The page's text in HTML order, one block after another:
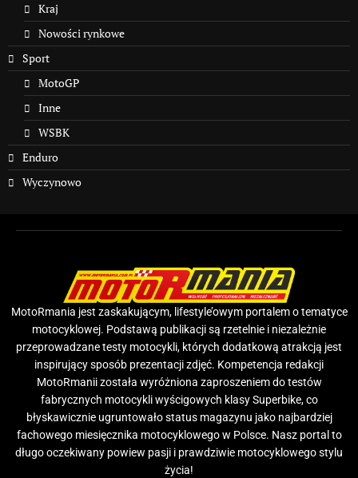
Kraj
Nowości rynkowe
Sport
MotoGP
Inne
WSBK
Enduro
Wyczynowo
MotoRmania jest zaskakującym, lifestyle’owym portalem o tematyce
motocyklowej. Podstawą publikacji są rzetelnie i niezależnie
przeprowadzane testy motocykli, których dodatkową atrakcją jest
inspirujący sposób prezentacji zdjęć. Kompetencja redakcji
MotoRmanii została wyróżniona zaproszeniem do testów
fabrycznych motocykli wyścigowych klasy Superbike, co
błyskawicznie ugruntowało status magazynu jako najbardziej
fachowego miesięcznika motocyklowego w Polsce. Nasz portal to
długo oczekiwany powiew pasji i prawdziwie motocyklowego stylu
życia!